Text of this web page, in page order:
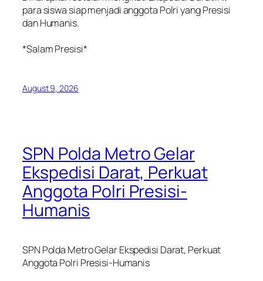
para siswa siap menjadi anggota Polri yang Presisi
dan Humanis.
‎*Salam Presisi*
August 9, 2026
SPN Polda Metro Gelar
Ekspedisi Darat, Perkuat
Anggota Polri Presisi-
Humanis
SPN Polda Metro Gelar Ekspedisi Darat, Perkuat
Anggota Polri Presisi-Humanis